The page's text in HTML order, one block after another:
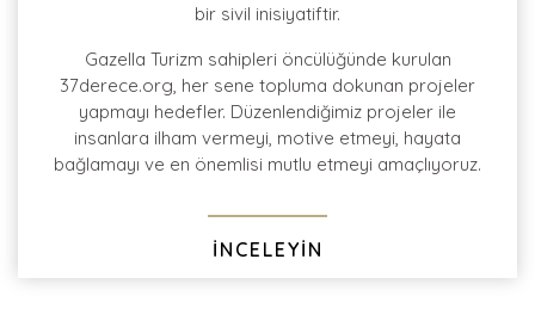
bir sivil inisiyatiftir.
Gazella Turizm sahipleri öncülüğünde kurulan
37derece.org, her sene topluma dokunan projeler
yapmayı hedefler. Düzenlendiğimiz projeler ile
insanlara ilham vermeyi, motive etmeyi, hayata
bağlamayı ve en önemlisi mutlu etmeyi amaçlıyoruz.
İNCELEYİN